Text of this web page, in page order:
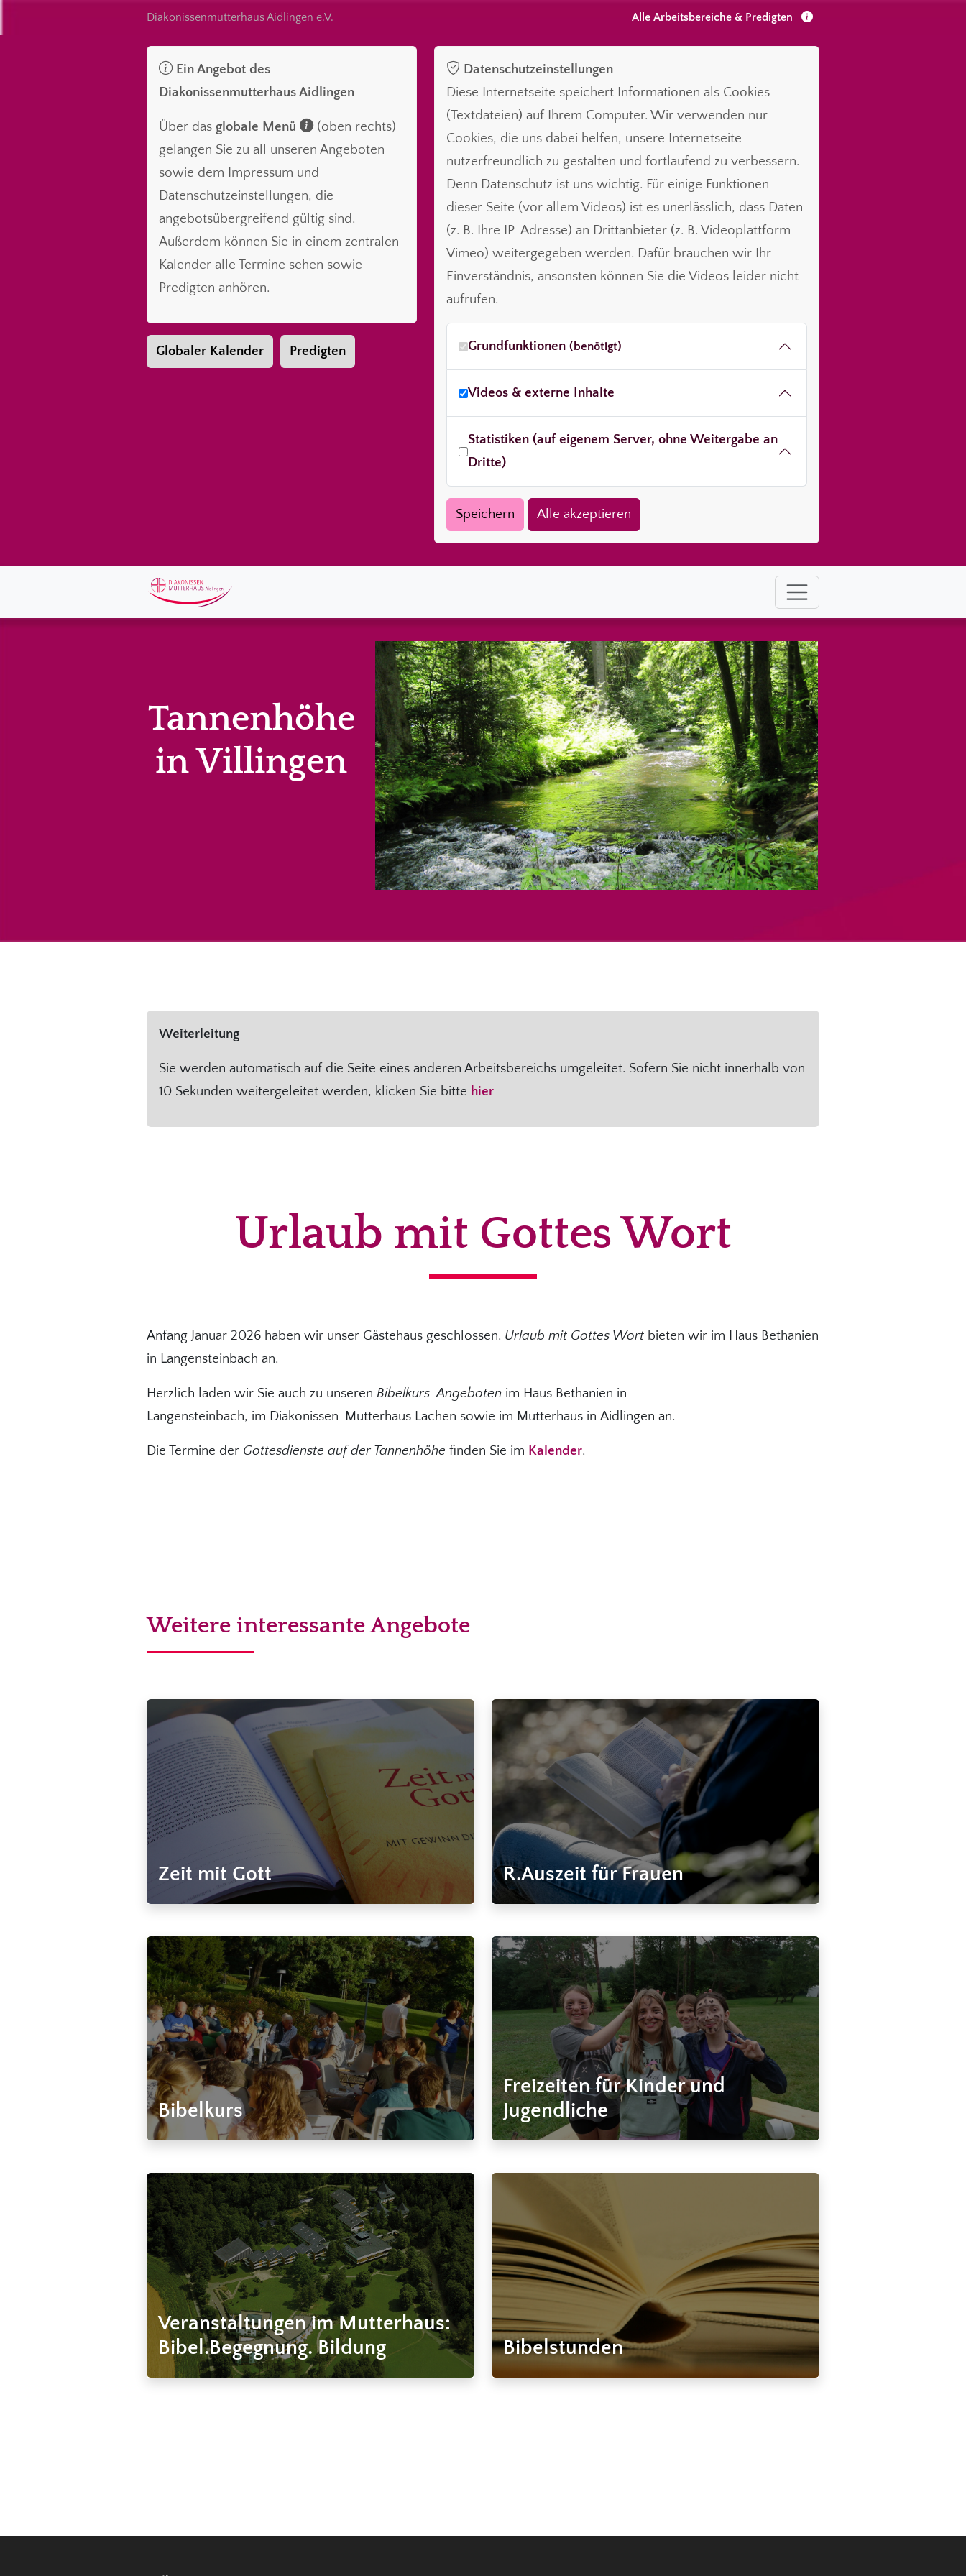
Diakonissenmutterhaus Aidlingen e.V. Alle Arbeitsbereiche & Predigten
Ein Angebot des
Diakonissenmutterhaus Aidlingen
Über das globale Menü
(oben rechts)
gelangen Sie zu all unseren Angeboten
sowie dem Impressum und
Datenschutzeinstellungen, die
angebotsübergreifend gültig sind.
Außerdem können Sie in einem zentralen
Kalender alle Termine sehen sowie
Predigten anhören.
Globaler Kalender Predigten
Datenschutzeinstellungen
Diese Internetseite speichert Informationen als Cookies
(Textdateien) auf Ihrem Computer. Wir verwenden nur
Cookies, die uns dabei helfen, unsere Internetseite
nutzerfreundlich zu gestalten und fortlaufend zu verbessern.
Denn Datenschutz ist uns wichtig. Für einige Funktionen
dieser Seite (vor allem Videos) ist es unerlässlich, dass Daten
(z. B. Ihre IP-Adresse) an Drittanbieter (z. B. Videoplattform
Vimeo) weitergegeben werden. Dafür brauchen wir Ihr
Einverständnis, ansonsten können Sie die Videos leider nicht
aufrufen.
Grundfunktionen (benötigt)
Videos & externe Inhalte
Statistiken (auf eigenem Server, ohne Weitergabe an
Dritte)
Tannenhöhe
in Villingen
Weiterleitung
Sie werden automatisch auf die Seite eines anderen Arbeitsbereichs umgeleitet. Sofern Sie nicht innerhalb von
10 Sekunden weitergeleitet werden, klicken Sie bitte hier
Urlaub mit Gottes Wort
Anfang Januar 2026 haben wir unser Gästehaus geschlossen. Urlaub mit Gottes Wort bieten wir im Haus Bethanien
in Langensteinbach an.
Herzlich laden wir Sie auch zu unseren Bibelkurs-Angeboten im Haus Bethanien in
Langensteinbach, im Diakonissen-Mutterhaus Lachen sowie im Mutterhaus in Aidlingen an.
Die Termine der Gottesdienste auf der Tannenhöhe finden Sie im Kalender.
Weitere interessante Angebote
Zeit mit Gott R.Auszeit für Frauen
Bibelkurs
Freizeiten für Kinder und
Jugendliche
Veranstaltungen im Mutterhaus:
Bibel.Begegnung. Bildung
Bibelstunden